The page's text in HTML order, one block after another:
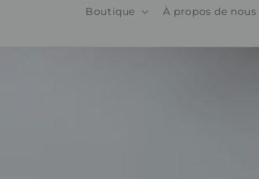
Boutique À propos de nous